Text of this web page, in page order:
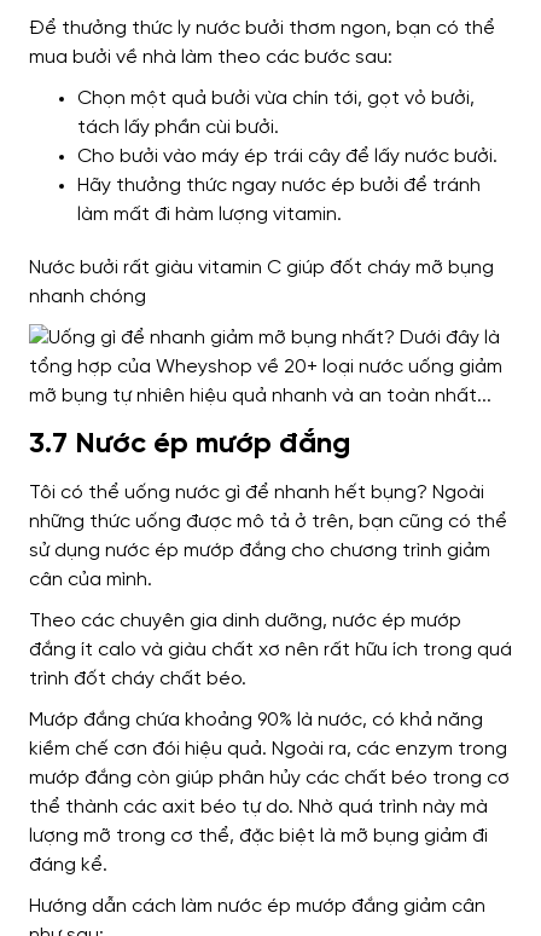
Để thưởng thức ly nước bưởi thơm ngon, bạn có thể
mua bưởi về nhà làm theo các bước sau:
Chọn một quả bưởi vừa chín tới, gọt vỏ bưởi,
tách lấy phần cùi bưởi.
Cho bưởi vào máy ép trái cây để lấy nước bưởi.
Hãy thưởng thức ngay nước ép bưởi để tránh
làm mất đi hàm lượng vitamin.
Nước bưởi rất giàu vitamin C giúp đốt cháy mỡ bụng
nhanh chóng
3.7 Nước ép mướp đắng
Tôi có thể uống nước gì để nhanh hết bụng? Ngoài
những thức uống được mô tả ở trên, bạn cũng có thể
sử dụng nước ép mướp đắng cho chương trình giảm
cân của mình.
Theo các chuyên gia dinh dưỡng, nước ép mướp
đắng ít calo và giàu chất xơ nên rất hữu ích trong quá
trình đốt cháy chất béo.
Mướp đắng chứa khoảng 90% là nước, có khả năng
kiềm chế cơn đói hiệu quả. Ngoài ra, các enzym trong
mướp đắng còn giúp phân hủy các chất béo trong cơ
thể thành các axit béo tự do. Nhờ quá trình này mà
lượng mỡ trong cơ thể, đặc biệt là mỡ bụng giảm đi
đáng kể.
Hướng dẫn cách làm nước ép mướp đắng giảm cân